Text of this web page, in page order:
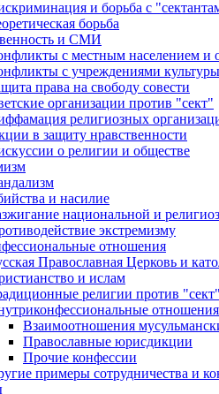
и борьба с
борьба
и СМИ
с местным населением и
с учреждениями культуры
права на свободу совести
организации против "сект"
религиозных
в защиту нравственности
о религии и обществе
и насилие
национальной и
экстремизму
отношения
Православная Церковь и
и ислам
религии против "сект"
отношения
Взаимоотношения
Православные юрисдикции
Прочие конфессии
примеры сотрудничества и